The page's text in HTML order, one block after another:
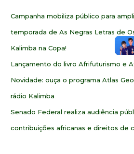
Campanha mobiliza público para
temporada de As Negras Letras de
Kalimba na Copa!
Lançamento do livro Afrifuturismo e
Novidade: ouça o programa Atlas
rádio Kalimba
Senado Federal realiza audiência
contribuições africanas e direitos de